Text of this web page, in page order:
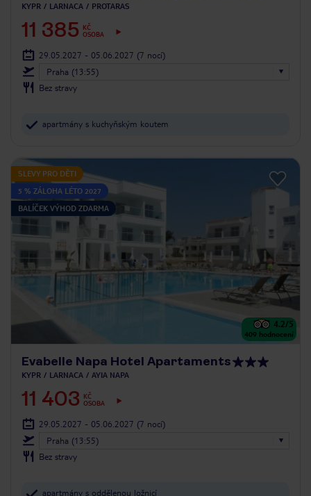
KYPR LARNACA PROTARAS
11 385
KČ
OSOBA
29.05.2027 - 05.06.2027 (7 nocí)
Praha (13:55)
Bez stravy
apartmány s kuchyňským koutem
SLEVY PRO DĚTI
5 % ZÁLOHA LÉTO 2027
BALÍČEK VÝHOD ZDARMA
4.2/5
409 hodnocení
Evabelle Napa Hotel Apartaments
KYPR LARNACA AYIA NAPA
11 403
KČ
OSOBA
29.05.2027 - 05.06.2027 (7 nocí)
Praha (13:55)
Bez stravy
apartmány s oddělenou ložnicí